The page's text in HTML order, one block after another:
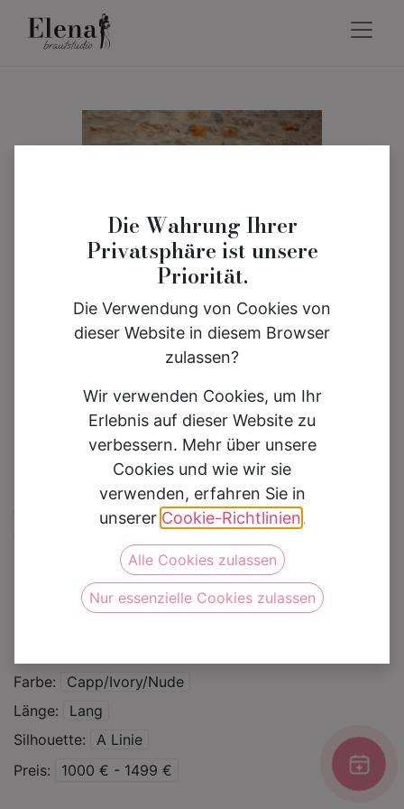
Brautkleid 6366
Auf die Wunschliste
Farbe
Capp/Ivory/Nude
Länge
Lang
Silhouette
A Linie
Preis
1000 € - 1499 €
Die Wahrung Ihrer
Privatsphäre ist unsere
Priorität.
Die Verwendung von Cookies von
dieser Website in diesem Browser
zulassen?
Wir verwenden Cookies, um Ihr
Erlebnis auf dieser Website zu
verbessern. Mehr über unsere
Cookies und wie wir sie
verwenden, erfahren Sie in
unserer Cookie-Richtlinien.
Alle Cookies zulassen
Nur essenzielle Cookies zulassen